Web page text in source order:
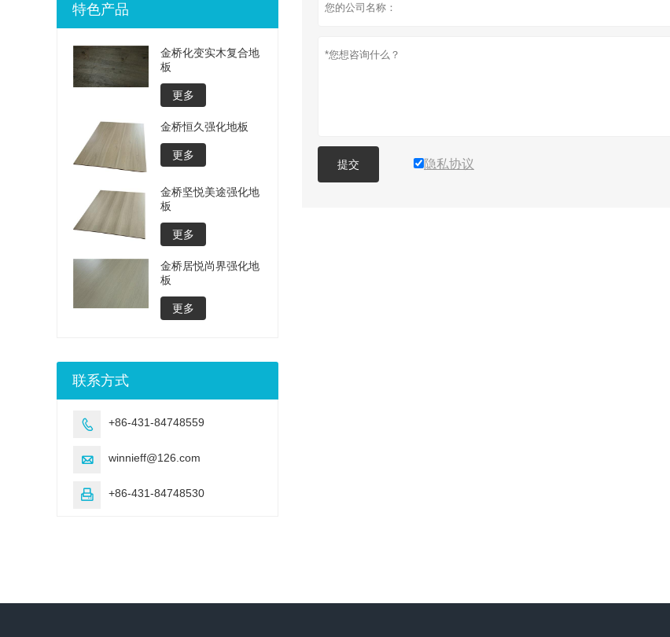
提交 隐私协议
特色产品
金桥化变实木复合地
板
更多
金桥恒久强化地板
更多
金桥坚悦美途强化地
板
更多
金桥居悦尚界强化地
板
更多
联系方式
 +86-431-84748559
 winnieff@126.com
 +86-431-84748530